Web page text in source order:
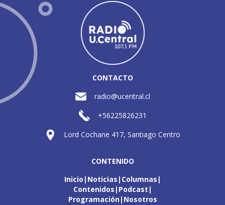
CONTACTO
radio@ucentral.cl
+56225826231
Lord Cochane 417, Santiago Centro
CONTENIDO
Inicio Noticias Columnas
Contenidos Podcast
Programación Nosotros